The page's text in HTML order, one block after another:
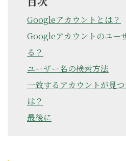
Googleアカウントとは？
Googleアカウントのユー
る？
ユーザー名の検索方法
一致するアカウントが見
は？
最後に